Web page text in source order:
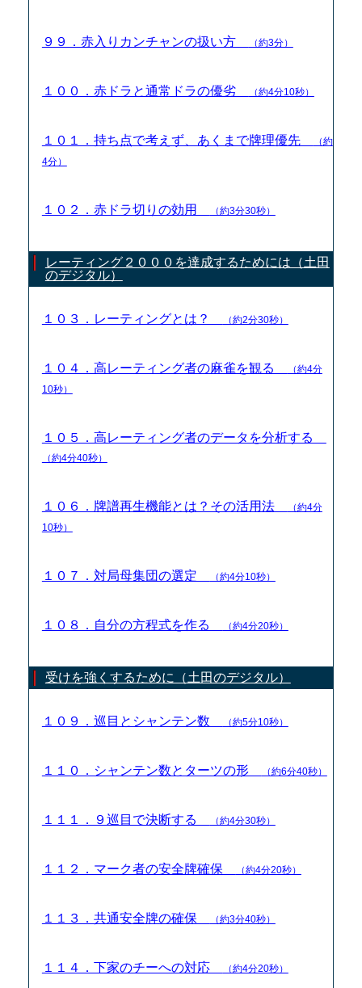
９９．赤入りカンチャンの扱い方 （約3分）
１００．赤ドラと通常ドラの優劣 （約4分10秒）
１０１．持ち点で考えず、あくまで牌理優先
（約
4分）
１０２．赤ドラ切りの効用 （約3分30秒）
レーティング２０００を達成するためには（土田
のデジタル）
１０３．レーティングとは？ （約2分30秒）
１０４．高レーティング者の麻雀を観る
（約4分
10秒）
１０５．高レーティング者のデータを分析する
（約4分40秒）
１０６．牌譜再生機能とは？その活用法
（約4分
10秒）
１０７．対局母集団の選定 （約4分10秒）
１０８．自分の方程式を作る （約4分20秒）
受けを強くするために（土田のデジタル）
１０９．巡目とシャンテン数 （約5分10秒）
１１０．シャンテン数とターツの形 （約6分40秒）
１１１．９巡目で決断する （約4分30秒）
１１２．マーク者の安全牌確保 （約4分20秒）
１１３．共通安全牌の確保 （約3分40秒）
１１４．下家のチーへの対応 （約4分20秒）